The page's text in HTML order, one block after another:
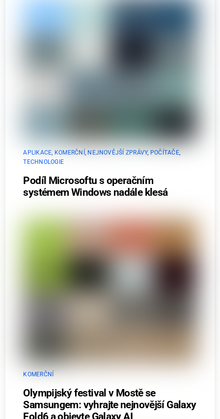
APLIKACE, KOMERČNÍ , NEJNOVĚJŠÍ ZPRÁVY, POČÍTAČE,
TECHNOLOGIE
Podíl Microsoftu s operačním
systémem Windows nadále klesá
KOMERČNÍ
Olympijský festival v Mostě se
Samsungem: vyhrajte nejnovější Galaxy
Fold6 a objevte Galaxy AI